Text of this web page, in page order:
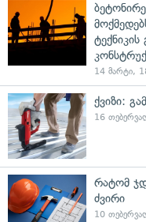
ტექნიკის
14 მარტი,
⁠ქვიზი:
16
რატომ
ძვირი
10